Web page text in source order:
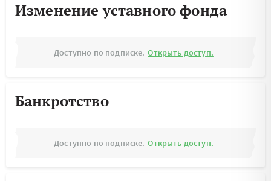
Изменение уставного фонда
Доступно по подписке. Открыть доступ.
Банкротство
Доступно по подписке. Открыть доступ.